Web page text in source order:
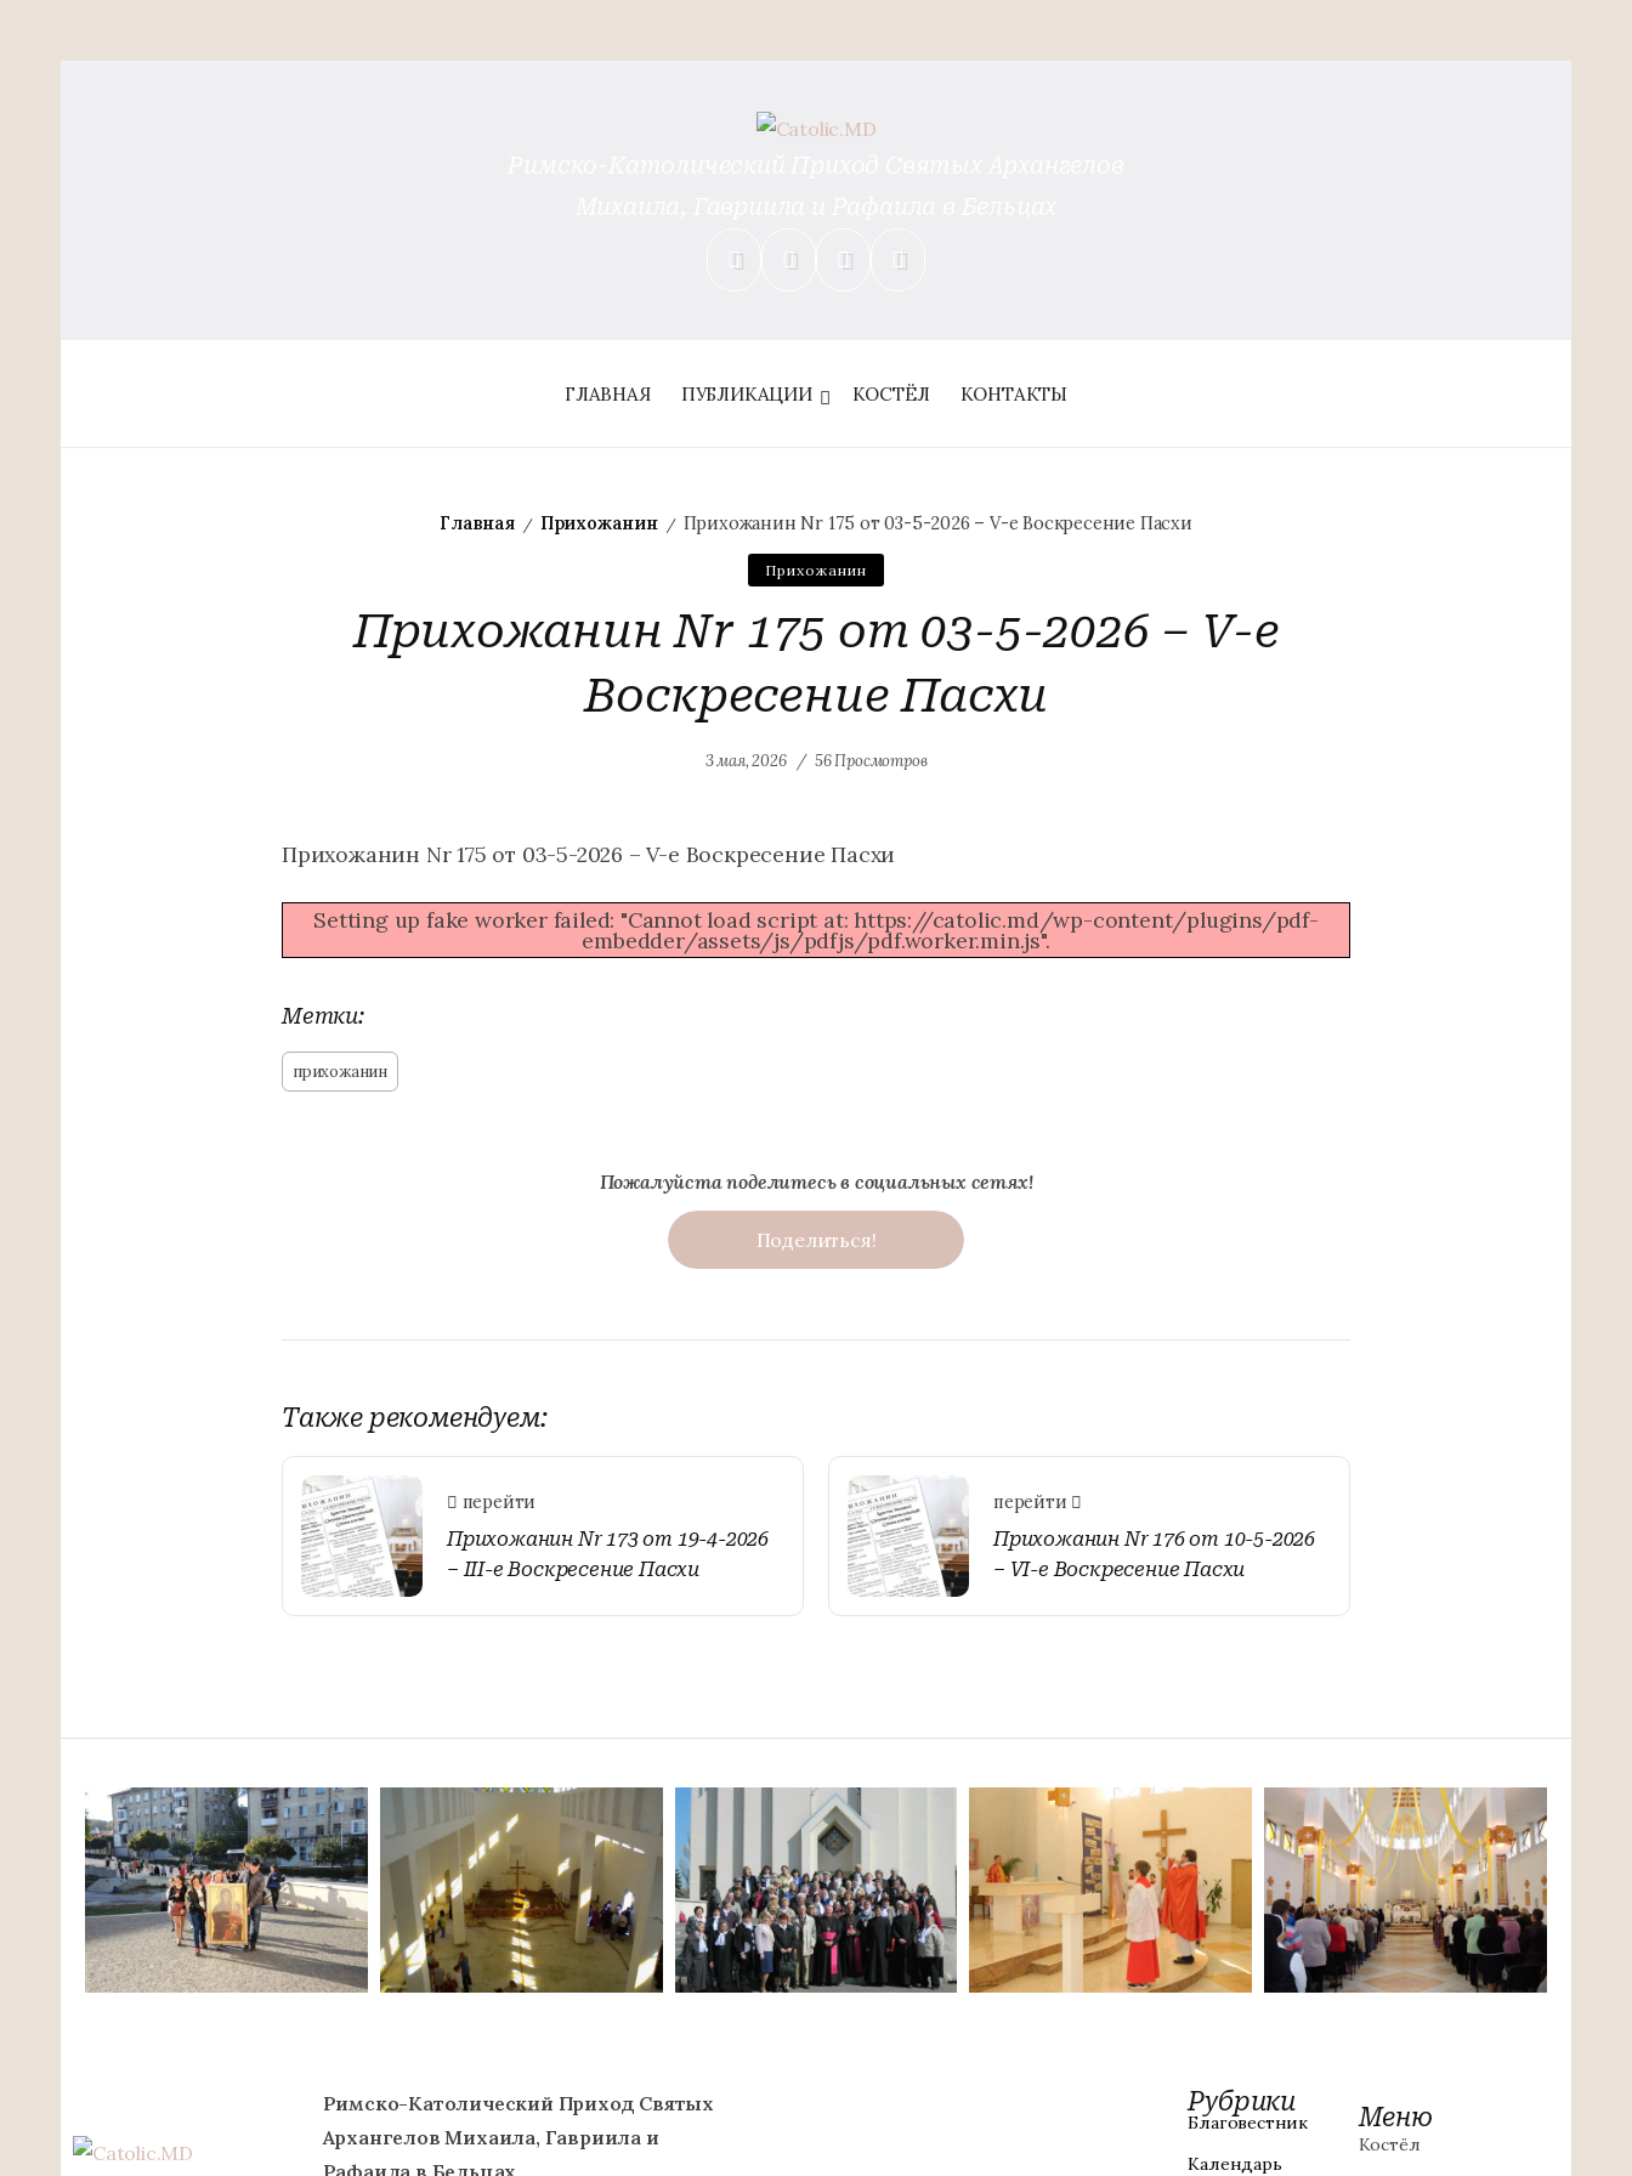
ГЛАВНАЯ ПУБЛИКАЦИИ КОСТЁЛ КОНТАКТЫ
Главная / Прихожанин / Прихожанин Nr 175 от 03-5-2026 – V-е Воскресение Пасхи
Прихожанин
Прихожанин Nr 175 от 03-5-2026 – V-е
Воскресение Пасхи
3 мая, 2026 56 Просмотров
Прихожанин Nr 175 от 03-5-2026 – V-е Воскресение Пасхи
Setting up fake worker failed: "Cannot load script at: https://catolic.md/wp-content/plugins/pdf-
embedder/assets/js/pdfjs/pdf.worker.min.js".
Метки:
прихожанин
Пожалуйста поделитесь в социальных сетях!
Поделиться!
Также рекомендуем:
перейти
Прихожанин Nr 173 от 19-4-2026
– III-е Воскресение Пасхи
перейти
Прихожанин Nr 176 от 10-5-2026
– VI-е Воскресение Пасхи
Римско-Католический Приход Святых
Архангелов Михаила, Гавриила и
Рубрики
Благовестник
Календарь
Меню
Костёл